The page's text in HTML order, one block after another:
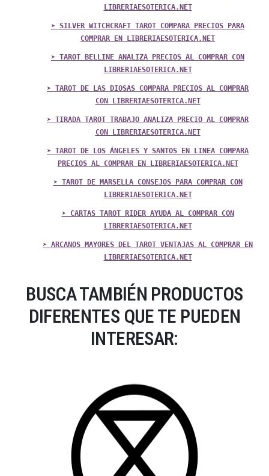
LIBRERIAESOTERICA.NET
➤ SILVER WITCHCRAFT TAROT COMPARA PRECIOS PARA
COMPRAR EN LIBRERIAESOTERICA.NET
➤ TAROT BELLINE ANALIZA PRECIOS AL COMPRAR CON
LIBRERIAESOTERICA.NET
➤ TAROT DE LAS DIOSAS COMPARA PRECIOS AL COMPRAR
CON LIBRERIAESOTERICA.NET
➤ TIRADA TAROT TRABAJO ANALIZA PRECIO AL COMPRAR
CON LIBRERIAESOTERICA.NET
➤ TAROT DE LOS ÁNGELES Y SANTOS EN LINEA COMPARA
PRECIOS AL COMPRAR EN LIBRERIAESOTERICA.NET
➤ TAROT DE MARSELLA CONSEJOS PARA COMPRAR CON
LIBRERIAESOTERICA.NET
➤ CARTAS TAROT RIDER AYUDA AL COMPRAR CON
LIBRERIAESOTERICA.NET
➤ ARCANOS MAYORES DEL TAROT VENTAJAS AL COMPRAR EN
LIBRERIAESOTERICA.NET
BUSCA TAMBIÉN PRODUCTOS
DIFERENTES QUE TE PUEDEN
INTERESAR: